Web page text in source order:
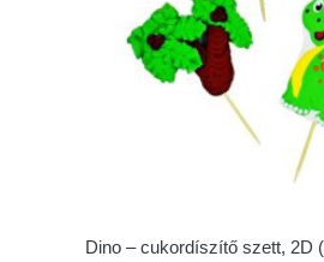
Dino – cukordíszítő szett, 2D